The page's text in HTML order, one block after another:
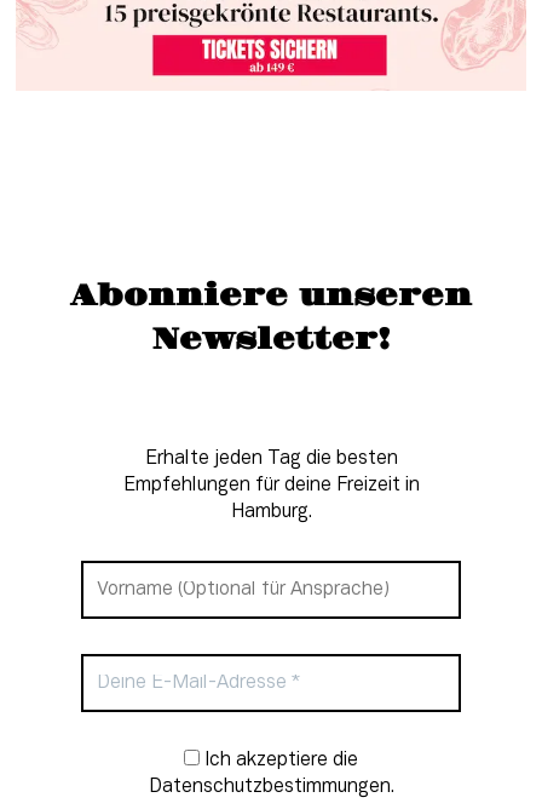
Abonniere unseren
Newsletter!
Erhalte jeden Tag die besten
Empfehlungen für deine Freizeit in
Hamburg.
Newsletter-Anmeldung
Datenschutzbestimmungen.